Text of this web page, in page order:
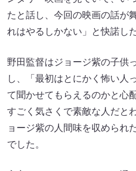
たと話し、今回の映画の話が
れはやるしかない」と快諾し
野田監督はジョージ紫の子供
し、「最初はとにかく怖い人
て聞かせてもらえるのかと心
すごく気さくで素敵な人だと
ョージ紫の人間味を収められ
でした。